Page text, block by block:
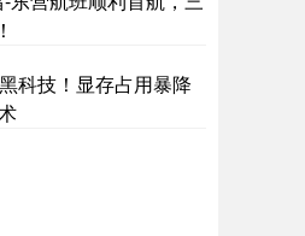
科技！显存占用暴降